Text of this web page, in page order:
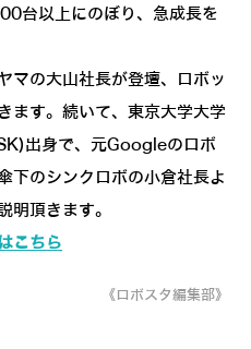
台以上にのぼり、急成長を
マの大山社長が登壇、ロボッ
ます。続いて、東京大学大学
出身で、元Googleのロボ
下のシンクロボの小倉社長よ
明頂きます。
こちら
《ロボスタ編集部》